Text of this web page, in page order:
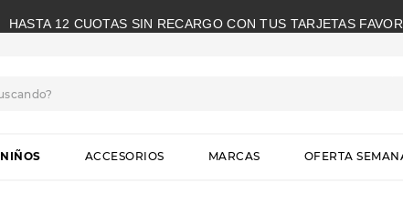
HASTA 12 CUOTAS SIN RECARGO CON TUS TARJETAS
NIÑOS ACCESORIOS MARCAS OFERTA